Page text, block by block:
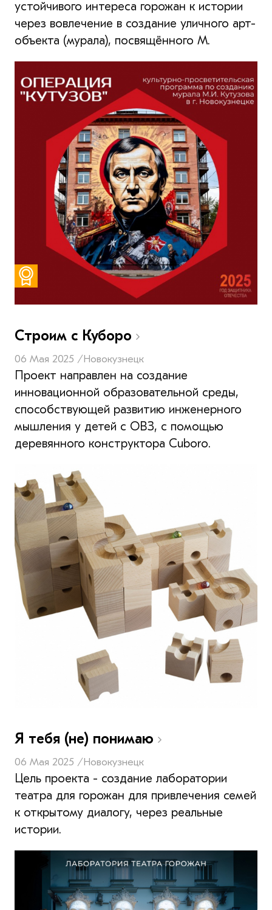
устойчивого интереса горожан к истории
через вовлечение в создание уличного арт-
объекта (мурала), посвящённого М.
Строим с Куборо
06 Мая 2025 /Новокузнецк
Проект направлен на создание
инновационной образовательной среды,
способствующей развитию инженерного
мышления у детей с ОВЗ, с помощью
деревянного конструктора Cuboro.
Я тебя (не) понимаю
06 Мая 2025 /Новокузнецк
Цель проекта - создание лаборатории
театра для горожан для привлечения семей
к открытому диалогу, через реальные
истории.